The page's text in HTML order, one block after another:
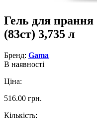
Гель для
(83ст) 3,735 л
Бренд: Gama
В наявності
Ціна:
516.00 грн.
Кількість: